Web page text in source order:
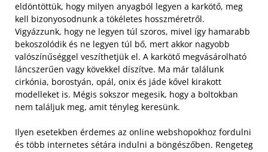
eldöntöttük, hogy milyen anyagból legyen a karkötő, meg
kell bizonyosodnunk a tökéletes hosszméretről.
Vigyázzunk, hogy ne legyen túl szoros, mivel így hamarabb
bekoszolódik és ne legyen túl bő, mert akkor nagyobb
valószínűséggel veszíthetjük el. A karkötő megvásárolható
láncszerűen vagy kövekkel díszítve. Ma már találunk
cirkónia, borostyán, opál, onix és jáde kővel kirakott
modelleket is. Mégis sokszor megesik, hogy a boltokban
nem találjuk meg, amit tényleg keresünk.
Ilyen esetekben érdemes az online webshopokhoz fordulni
és több internetes sétára indulni a böngészőben. Rengeteg